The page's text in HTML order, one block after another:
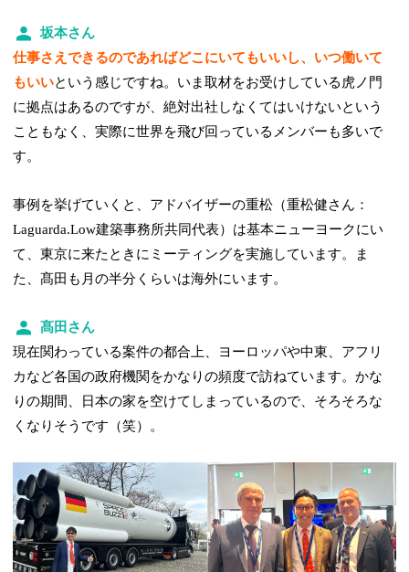
坂本さん
仕事さえできるのであればどこにいてもいいし、いつ働いて
もいいという感じですね。いま取材をお受けしている虎ノ門
に拠点はあるのですが、絶対出社しなくてはいけないという
こともなく、実際に世界を飛び回っているメンバーも多いで
す。
事例を挙げていくと、アドバイザーの重松（重松健さん：
Laguarda.Low建築事務所共同代表）は基本ニューヨークにい
て、東京に来たときにミーティングを実施しています。ま
た、髙田も月の半分くらいは海外にいます。
髙田さん
現在関わっている案件の都合上、ヨーロッパや中東、アフリ
カなど各国の政府機関をかなりの頻度で訪ねています。かな
りの期間、日本の家を空けてしまっているので、そろそろな
くなりそうです（笑）。